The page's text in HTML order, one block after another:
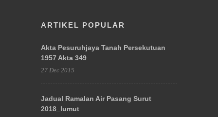
ARTIKEL POPULAR
Akta Pesuruhjaya Tanah Persekutuan
1957 Akta 349
27 Dec 2015
Jadual Ramalan Air Pasang Surut
2018_lumut